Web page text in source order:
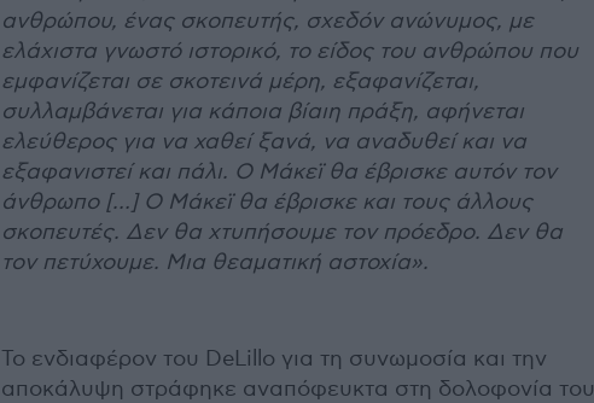
ανθρώπου, ένας σκοπευτής, σχεδόν ανώνυμος, με
ελάχιστα γνωστό ιστορικό, το είδος του ανθρώπου που
εμφανίζεται σε σκοτεινά μέρη, εξαφανίζεται,
συλλαμβάνεται για κάποια βίαιη πράξη, αφήνεται
ελεύθερος για να χαθεί ξανά, να αναδυθεί και να
εξαφανιστεί και πάλι. Ο Μάκεϊ θα έβρισκε αυτόν τον
άνθρωπο […] Ο Μάκεϊ θα έβρισκε και τους άλλους
σκοπευτές. Δεν θα χτυπήσουμε τον πρόεδρο. Δεν θα
τον πετύχουμε. Μια θεαματική αστοχία».
Το ενδιαφέρον του DeLillo για τη συνωμοσία και την
αποκάλυψη στράφηκε αναπόφευκτα στη δολοφονία του